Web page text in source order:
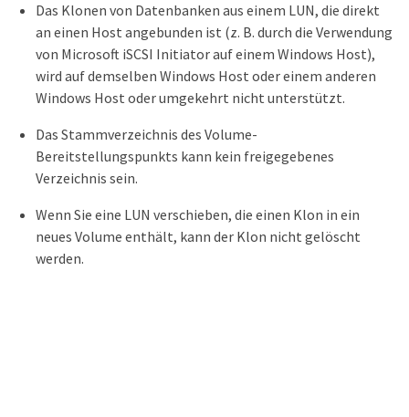
Das Klonen von Datenbanken aus einem LUN, die direkt
an einen Host angebunden ist (z. B. durch die Verwendung
von Microsoft iSCSI Initiator auf einem Windows Host),
wird auf demselben Windows Host oder einem anderen
Windows Host oder umgekehrt nicht unterstützt.
Das Stammverzeichnis des Volume-
Bereitstellungspunkts kann kein freigegebenes
Verzeichnis sein.
Wenn Sie eine LUN verschieben, die einen Klon in ein
neues Volume enthält, kann der Klon nicht gelöscht
werden.